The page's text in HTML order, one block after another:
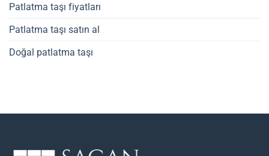
Patlatma taşı fiyatları
Patlatma taşı satın al
Doğal patlatma taşı